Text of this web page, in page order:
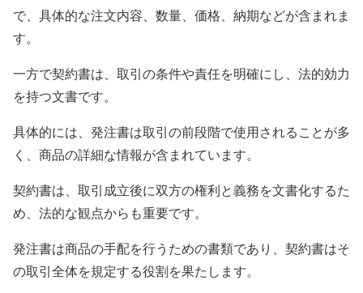
で、具体的な注文内容、数量、価格、納期などが含まれま
す。
一方で契約書は、取引の条件や責任を明確にし、法的効力
を持つ文書です。
具体的には、発注書は取引の前段階で使用されることが多
く、商品の詳細な情報が含まれています。
契約書は、取引成立後に双方の権利と義務を文書化するた
め、法的な観点からも重要です。
発注書は商品の手配を行うための書類であり、契約書はそ
の取引全体を規定する役割を果たします。